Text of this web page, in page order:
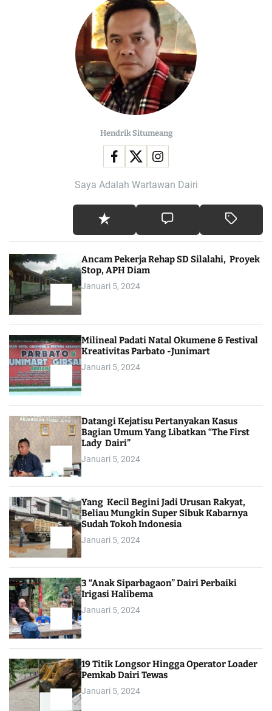
Hendrik Situmeang
Saya Adalah Wartawan Dairi
Ancam Pekerja Rehap SD Silalahi, Proyek
Stop, APH Diam
Januari 5, 2024
Milineal Padati Natal Okumene & Festival
Kreativitas Parbato -Junimart
Januari 5, 2024
Datangi Kejatisu Pertanyakan Kasus
Bagian Umum Yang Libatkan “The First
Lady Dairi”
Januari 5, 2024
Yang Kecil Begini Jadi Urusan Rakyat,
Beliau Mungkin Super Sibuk Kabarnya
Sudah Tokoh Indonesia
Januari 5, 2024
3 “Anak Siparbagaon” Dairi Perbaiki
Irigasi Halibema
Januari 5, 2024
19 Titik Longsor Hingga Operator Loader
Pemkab Dairi Tewas
Januari 5, 2024